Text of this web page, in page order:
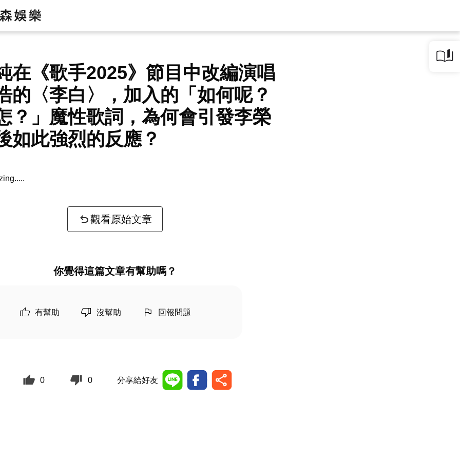
在《歌手2025》節目中改編演唱
的〈李白〉，加入的「如何呢？
？」魔性歌詞，為何會引發李榮
如此強烈的反應？
觀看原始文章
你覺得這篇文章有幫助嗎？
有幫助 沒幫助 回報問題
0 0 分享給好友